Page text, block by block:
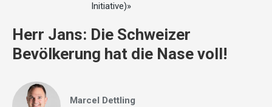
Initiative)»
Herr Jans: Die Schweizer
Bevölkerung hat die Nase voll!
Marcel Dettling